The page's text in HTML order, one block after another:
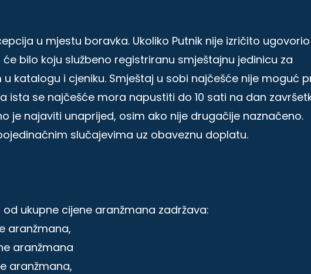
u mjestu boravka. Ukoliko Putnik nije izričito ugovorio
bilo koju službeno registriranu smještajnu jedinicu za
katalogu i cjeniku. Smještaj u sobi najčešće nije moguć
ista se najčešće mora napustiti do 10 sati na dan
je najaviti unaprijed, osim ako nije drugačije naznačeno.
slučajevima uz obaveznu doplatu.
ukupne cijene aranžmana zadržava:
aranžmana,
aranžmana
aranžmana,